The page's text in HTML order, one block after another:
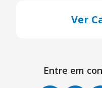
Ver
Entre em